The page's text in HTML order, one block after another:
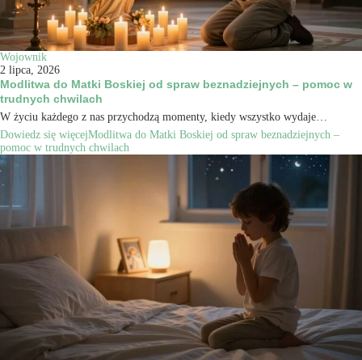
Wojownik
2 lipca, 2026
Modlitwa do Matki Boskiej od spraw beznadziejnych – pomoc w
trudnych chwilach
W życiu każdego z nas przychodzą momenty, kiedy wszystko wydaje…
Dowiedz się więcejModlitwa do Matki Boskiej od spraw beznadziejnych –
pomoc w trudnych chwilach